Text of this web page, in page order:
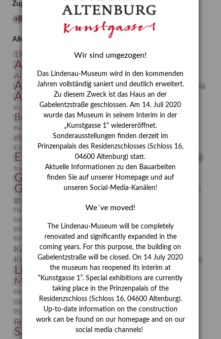
Schädlingsmanagement
am
Lindenau-
Zugehörige Auszeichnungen
+Bernhard August von Lindenau
Alle Auszeichnungen (106)
19. Jahrhundert
20. Jahrhundert
Altenburg
Altenburger Praxisjahr Altenburger Schlossberg
Antike Architektur Archiv Archäologie Asta Gröting
Ausstellung
Ausstellung "Berliner Blätter"
Ausstellung „Vier Winde“
Bauhaus Berlin in den Zwanziger Jahren
Bernhard August von Lindenau Bibliothek
Burg Posterstein Conrad Felixmüller Depot Der Blaue Reiter
digitallabor Entartete Kunst
Enteignung
Erdmann Julius Dietrich
Erlebnisportal estrusker Exlibris
Expressionismus Festrede Florenz Fotografie
frauen Frauen in der Antike und heute
Gerhard-Altenbourg-Preis
Gerhard Altenbourg
Gerhard Kurt Müller
Grafik
grafische sammlung
Hanns-Conon von der Gabelentz Heinrich Kirchhoff
herman de vries
Integriertes Schädlingsmanagement
Italien Jahresempfang
Jubiläum
Kolosseum
Kooperationsausstellung Korkmodelle Kunst
Kunstmuseum Kunstvermittlung Kunst von Kühl
KUNSTWAND Kurs Künstler Künstlerin Lehmbruck
Lindenau-Museum Marstall Messeakademie
Museumsgeschichte Museumsnacht
Museumspädagogik Mäzen Napoleon Natur
Neue Remise
Objekt im Fokus
Paul Klee Peter Schnürpel Phelloplastik
Pohlhof
Provenienz
Provenienzforschung
Restaurierung Restitution Rudi Lesser Ruth Wolf-Rehfeld
Sammlung Samstagszeichner Skulptur
Wir sind umgezogen!
Das Lindenau-Museum wird in den kommenden
Jahren vollständig saniert und deutlich erweitert.
Zu diesem Zweck ist das Haus an der
Gabelentzstraße geschlossen. Am 14. Juli 2020
wurde das Museum in seinem Interim in der
„Kunstgasse 1“ wiedereröffnet.
Sonderausstellungen finden derzeit im
Prinzenpalais des Residenzschlosses (Schloss 16,
04600 Altenburg) statt.
Aktuelle Informationen zu den Bauarbeiten
finden Sie auf unserer Homepage und auf
unseren Social-Media-Kanälen!
We´ve moved!
The Lindenau-Museum will be completely
renovated and significantly expanded in the
coming years. For this purpose, the building on
Gabelentzstraße will be closed. On 14 July 2020
the museum has reopened its interim at
“Kunstgasse 1”. Special exhibitions are currently
taking place in the Prinzenpalais of the
Residenzschloss (Schloss 16, 04600 Altenburg).
Up-to-date information on the construction
work can be found on our homepage and on our
social media channels!